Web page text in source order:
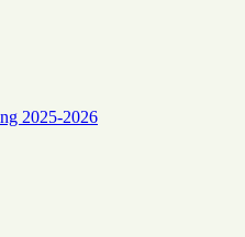
2025-2026